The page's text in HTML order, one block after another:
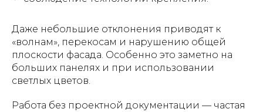
Даже небольшие отклонения приводят к
«волнам», перекосам и нарушению общей
плоскости фасада. Особенно это заметно на
больших панелях и при использовании
светлых цветов.
Работа без проектной документации — частая